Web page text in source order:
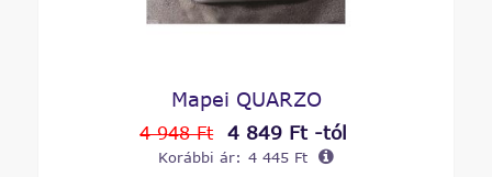
Mapei QUARZO
4 948 Ft 4 849 Ft -tól
Korábbi ár: 4 445 Ft